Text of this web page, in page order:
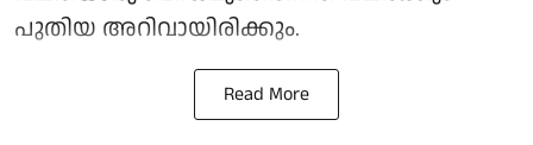
പുതിയ അറിവായിരിക്കും.
Read More